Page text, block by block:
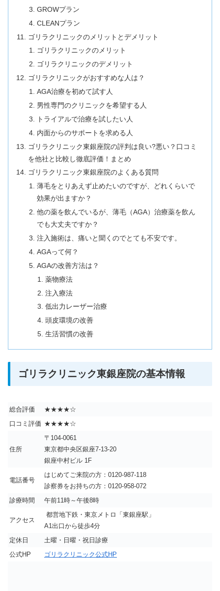
GROWプラン
CLEANプラン
ゴリラクリニックのメリットとデメリット
ゴリラクリニックのメリット
ゴリラクリニックのデメリット
ゴリラクリニックがおすすめな人は？
AGA治療を初めて試す人
男性専門のクリニックを希望する人
トライアルで治療を試したい人
内面からのサポートを求める人
ゴリラクリニック東銀座院の評判は良い?悪い？口コミ
を他社と比較し徹底評価！まとめ
ゴリラクリニック東銀座院のよくある質問
薄毛をとりあえず止めたいのですが、どれくらいで
効果が出ますか？
他の薬を飲んでいるが、薄毛（AGA）治療薬を飲ん
でも大丈夫ですか？
注入施術は、痛いと聞くのでとても不安です。
AGAって何？
AGAの改善方法は？
薬物療法
注入療法
低出力レーザー治療
頭皮環境の改善
生活習慣の改善
ゴリラクリニック東銀座院の基本情報
総合評価
★★★★☆
口コミ評価 ★★★★☆
住所
〒104-0061
東京都中央区銀座7-13-20
銀座中村ビル 1F
電話番号
はじめてご来院の方：0120-987-118
診察券をお持ちの方：0120-958-072
診療時間
午前11時～午後8時
アクセス
都営地下鉄・東京メトロ「東銀座駅」
A1出口から徒歩4分
定休日
土曜・日曜・祝日診療
公式HP
ゴリラクリニック公式HP